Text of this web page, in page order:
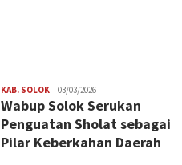
KAB. SOLOKRedaksi
03/03/2026
Wabup Solok Serukan
Penguatan Sholat sebagai
Pilar Keberkahan Daerah